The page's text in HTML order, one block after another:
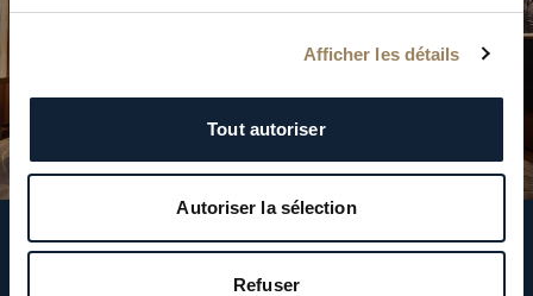
Afficher les détails
Tout autoriser
Autoriser la sélection
Refuser
Suivez-nous